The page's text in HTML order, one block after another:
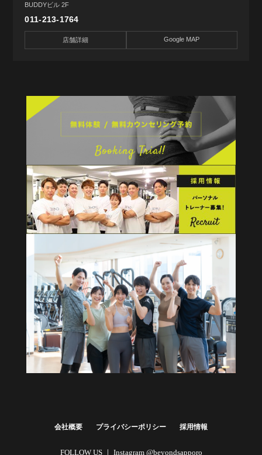
BUDDYビル 2F
011-213-1764
店舗詳細 Google MAP
会社概要 プライバシーポリシー 採用情報
FOLLOW US ｜ Instagram @beyondsapporo